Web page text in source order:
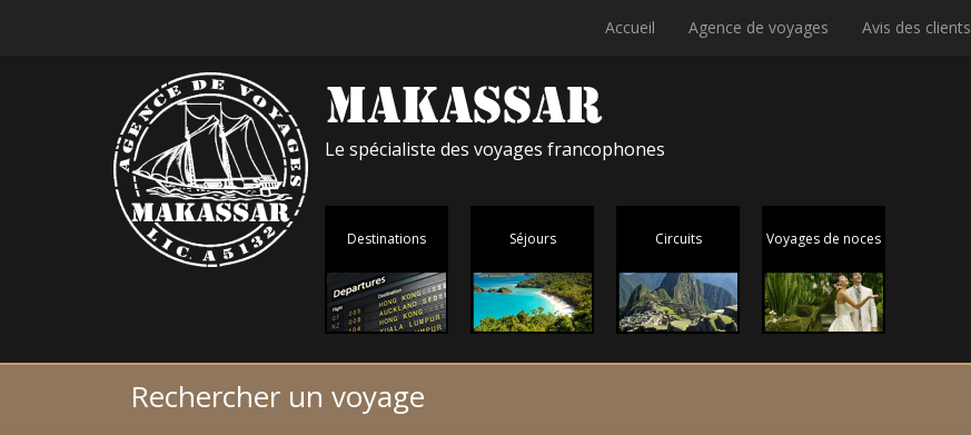
Accueil Agence de voyages Avis des clients
Le spécialiste des voyages francophones
Destinations Séjours Circuits Voyages de noces
Rechercher un voyage